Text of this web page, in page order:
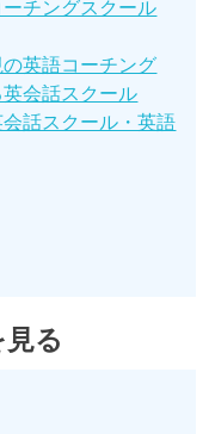
チングスクール
英語コーチング
会話スクール
話スクール・英語
る